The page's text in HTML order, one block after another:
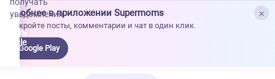
×
Удобнее в приложении Supermoms
Откройте посты, комментарии и чат в один клик.
Google Play
уведомления.